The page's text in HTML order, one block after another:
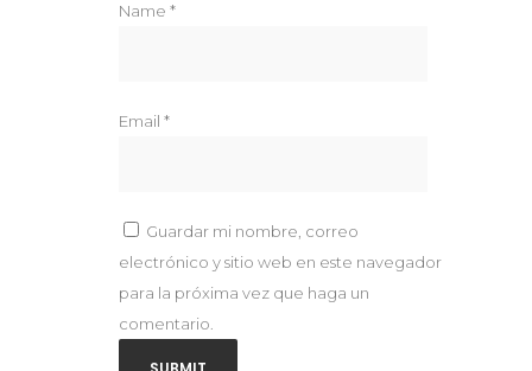
Name *
Email *
Guardar mi nombre, correo
electrónico y sitio web en este navegador
para la próxima vez que haga un
comentario.